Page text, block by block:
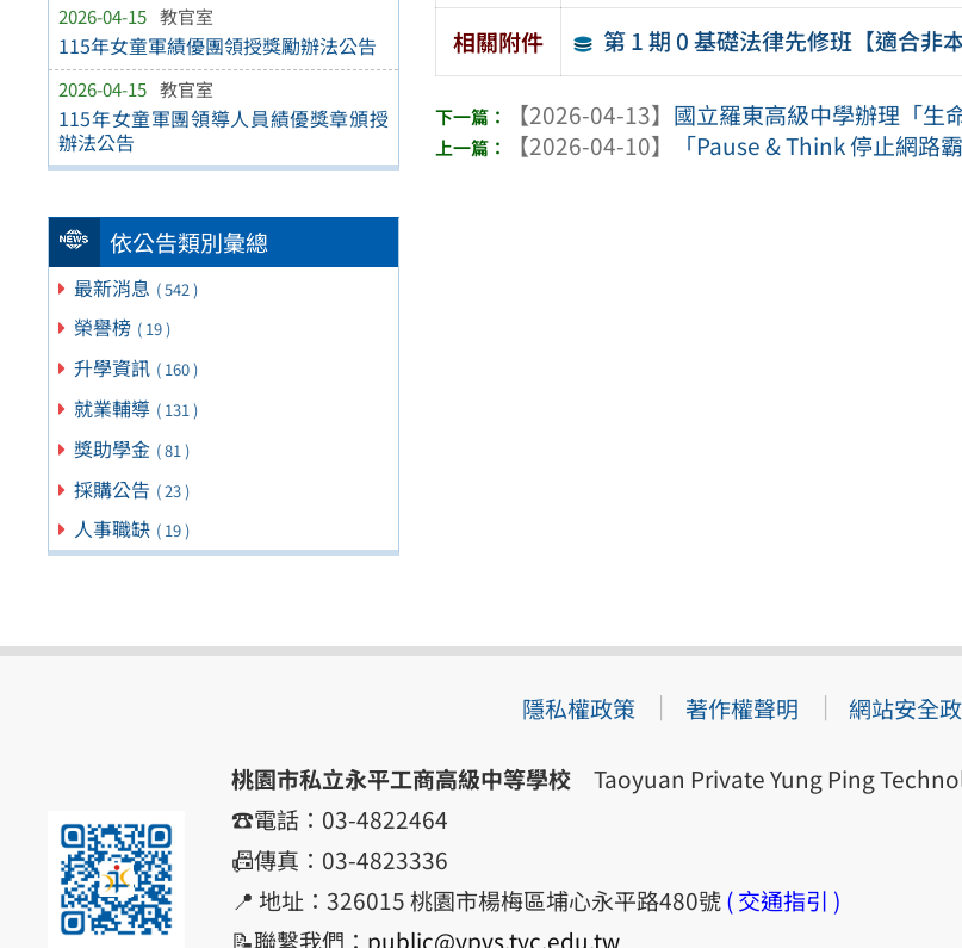
2026-04-15 教官室
115年女童軍績優團領授獎勵辦法公告
2026-04-15 教官室
115年女童軍團領導人員績優獎章頒授
辦法公告
依公告類別彙總
最新消息 ( 542 )
榮譽榜 ( 19 )
升學資訊 ( 160 )
就業輔導 ( 131 )
獎助學金 ( 81 )
採購公告 ( 23 )
人事職缺 ( 19 )
相關附件 第 1 期 0 基礎法律先修班【適合非本
【2026-04-13】 國立羅東高級中學辦理「生
【2026-04-10】
「Pause & Think 停止網路
隱私權政策 著作權聲明 網站安全
桃園市私立永平工商高級中等學校Taoyuan Private Yung Ping
☎️電話：03-4822464
📠傳真：03-4823336
📍 地址：326015 桃園市楊梅區埔心永平路480號( 交通指引 )
📝聯繫我們： public@ypvs.tyc.edu.tw